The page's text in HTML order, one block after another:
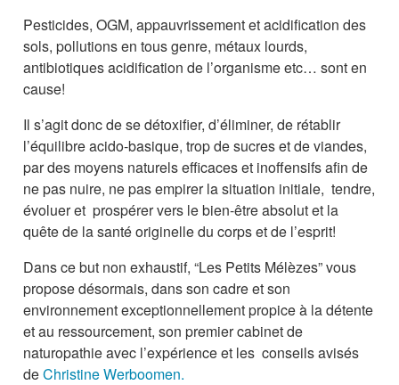
Pesticides, OGM, appauvrissement et acidification des
sols, pollutions en tous genre, métaux lourds,
antibiotiques acidification de l’organisme etc… sont en
cause!
Il s’agit donc de se détoxifier, d’éliminer, de rétablir
l’équilibre acido-basique, trop de sucres et de viandes,
par des moyens naturels efficaces et inoffensifs afin de
ne pas nuire, ne pas empirer la situation initiale, tendre,
évoluer et prospérer vers le bien-être absolut et la
quête de la santé originelle du corps et de l’esprit!
Dans ce but non exhaustif, “Les Petits Mélèzes” vous
propose désormais, dans son cadre et son
environnement exceptionnellement propice à la détente
et au ressourcement, son premier cabinet de
naturopathie avec l’expérience et les conseils avisés
deChristine Werboomen.